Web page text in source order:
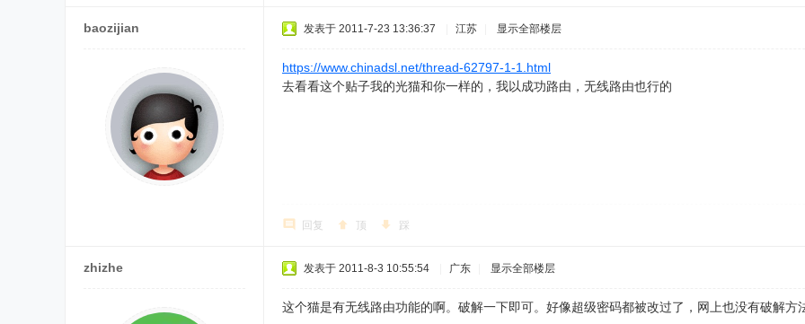
baozijian 发表于 2011-7-23 13:36:37 江苏 显示全部楼层
https://www.chinadsl.net/thread-62797-1-1.html
去看看这个贴子我的光猫和你一样的，我以成功路由，无线路由也行的
回复 顶 踩
zhizhe 发表于 2011-8-3 10:55:54 广东 显示全部楼层
这个猫是有无线路由功能的啊。破解一下即可。好像超级密码都被改过了，网上也没有破解方